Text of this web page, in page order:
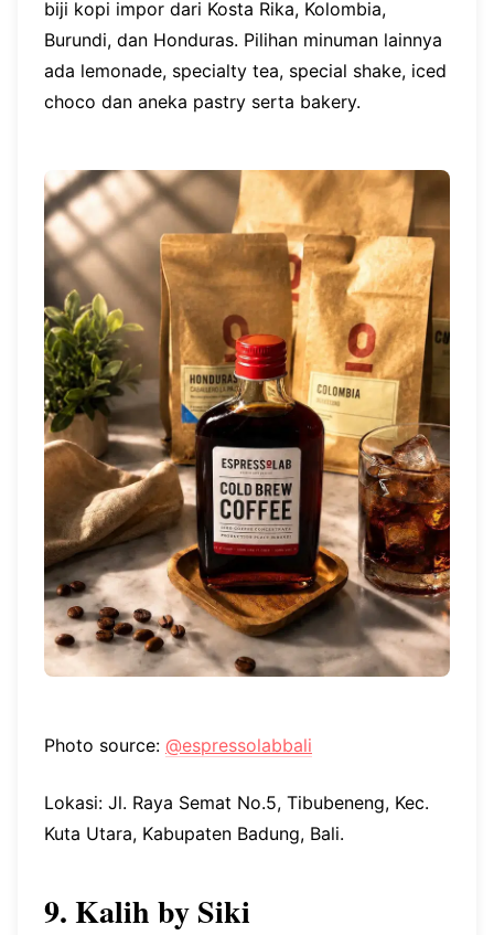
biji kopi impor dari Kosta Rika, Kolombia,
Burundi, dan Honduras. Pilihan minuman lainnya
ada lemonade, specialty tea, special shake, iced
choco dan aneka pastry serta bakery.
Photo source: @espressolabbali
Lokasi: Jl. Raya Semat No.5, Tibubeneng, Kec.
Kuta Utara, Kabupaten Badung, Bali.
9. Kalih by Siki